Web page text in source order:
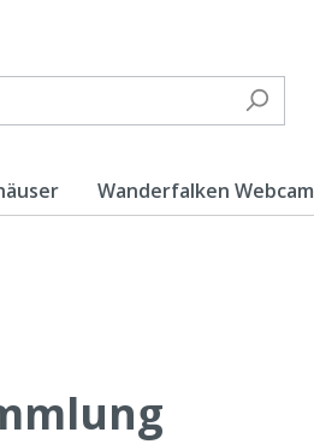
Wanderfalken Webcam